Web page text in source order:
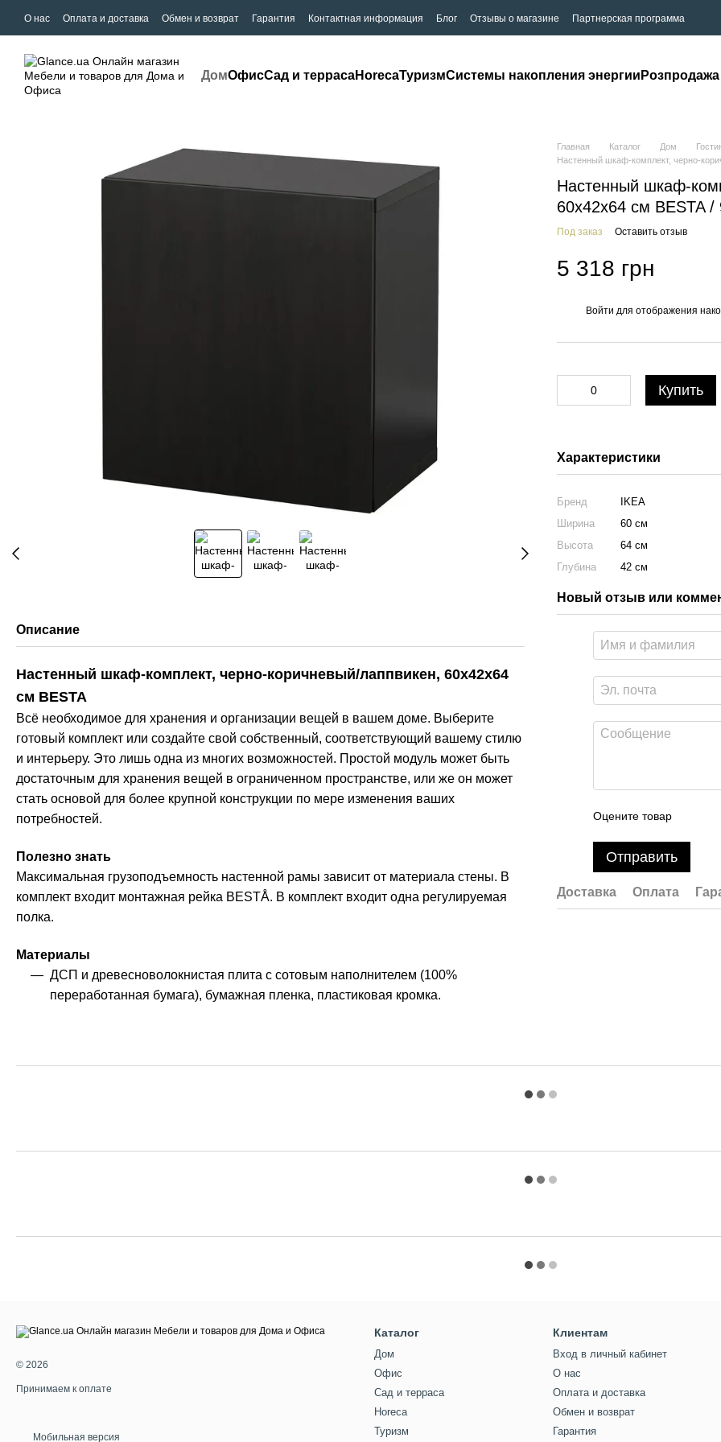
О нас Оплата и доставка Обмен и возврат Гарантия Контактная информация Блог Отзывы о магазине Партнерская программа
ДомОфисСад и террасаHorecaТуризмСистемы накопления энергии Розпродажа
Описание
Настенный шкаф-комплект, черно-коричневый/лаппвикен, 60x42x64
см BESTA
Всё необходимое для хранения и организации вещей в вашем доме. Выберите
готовый комплект или создайте свой собственный, соответствующий вашему стилю
и интерьеру. Это лишь одна из многих возможностей. Простой модуль может быть
достаточным для хранения вещей в ограниченном пространстве, или же он может
стать основой для более крупной конструкции по мере изменения ваших
потребностей.
Полезно знать
Максимальная грузоподъемность настенной рамы зависит от материала стены. В
комплект входит монтажная рейка BESTÅ. В комплект входит одна регулируемая
полка.
Материалы
ДСП и древесноволокнистая плита с сотовым наполнителем (100%
переработанная бумага), бумажная пленка, пластиковая кромка.
Главная Каталог Дом
Настенный шкаф-комплект, черно-
Настенный шкаф-
60x42x64 см BESTA /
Под заказ Оставить отзыв
5 318 грн
Войти для отображения
Купить
Характеристики
Бренд
IKEA
Ширина
60 см
Высота
64 см
Глубина
42 см
Новый отзыв или
Оцените товар
Отправить
Доставка Оплата
© 2026
Принимаем к оплате
Мобильная версия
Каталог
Дом
Офис
Сад и терраса
Horeca
Туризм
Клиентам
Вход в личный кабинет
О нас
Оплата и доставка
Обмен и возврат
Гарантия